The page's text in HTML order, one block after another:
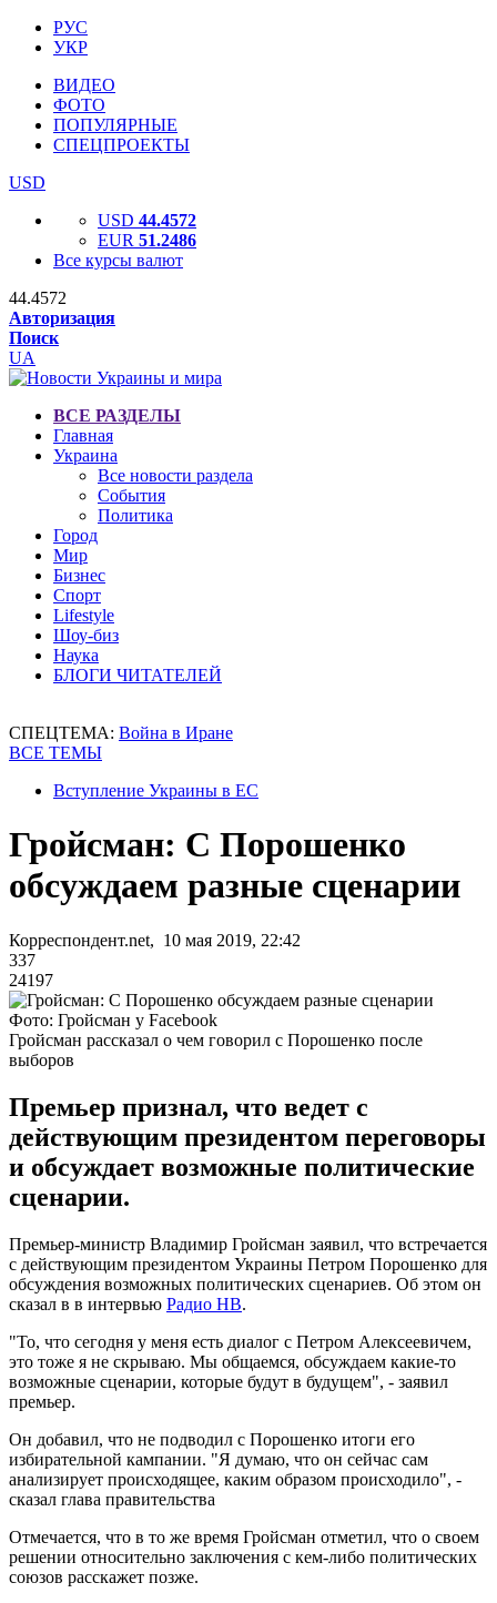
РУС
УКР
ВИДЕО
ФОТО
ПОПУЛЯРНЫЕ
СПЕЦПРОЕКТЫ
USD
USD 44.4572
EUR 51.2486
Все курсы валют
44.4572
Авторизация
Поиск
UA
ВСЕ РАЗДЕЛЫ
Главная
Украина
Все новости раздела
События
Политика
Город
Мир
Бизнес
Спорт
Lifestyle
Шоу-биз
Наука
БЛОГИ ЧИТАТЕЛЕЙ
СПЕЦТЕМА: Война в Иране
ВСЕ ТЕМЫ
Вступление Украины в ЕС
Гройсман: С Порошенко
обсуждаем разные сценарии
Корреспондент.net, 10 мая 2019, 22:42
337
24197
Фото: Гройсман у Facebook
Гройсман рассказал о чем говорил с Порошенко после
выборов
Премьер признал, что ведет с
действующим президентом переговоры
и обсуждает возможные политические
сценарии.
Премьер-министр Владимир Гройсман заявил, что встречается
с действующим президентом Украины Петром Порошенко для
обсуждения возможных политических сценариев. Об этом он
сказал в в интервью Радио НВ.
"То, что сегодня у меня есть диалог с Петром Алексеевичем,
это тоже я не скрываю. Мы общаемся, обсуждаем какие-то
возможные сценарии, которые будут в будущем", - заявил
премьер.
Он добавил, что не подводил с Порошенко итоги его
избирательной кампании. "Я думаю, что он сейчас сам
анализирует происходящее, каким образом происходило", -
сказал глава правительства
Отмечается, что в то же время Гройсман отметил, что о своем
решении относительно заключения с кем-либо политических
союзов расскажет позже.